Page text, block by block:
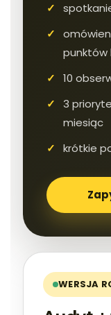
punktów
10
3
miesiąc
krótkie
WERSJA